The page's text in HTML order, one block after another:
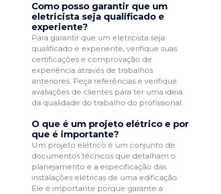
Como posso garantir que um
eletricista seja qualificado e
experiente?
Para garantir que um eletricista seja
qualificado e experiente, verifique suas
certificações e comprovação de
experiência através de trabalhos
anteriores. Peça referências e verifique
avaliações de clientes para ter uma ideia
da qualidade do trabalho do profissional.
O que é um projeto elétrico e por
que é importante?
Um projeto elétrico é um conjunto de
documentos técnicos que detalham o
planejamento e a especificação das
instalações elétricas de uma edificação.
Ele é importante porque garante a